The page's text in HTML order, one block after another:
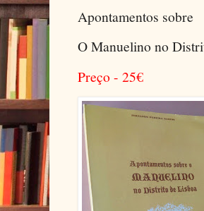
Apontamentos sobre
O Manuelino no
Preço - 25€